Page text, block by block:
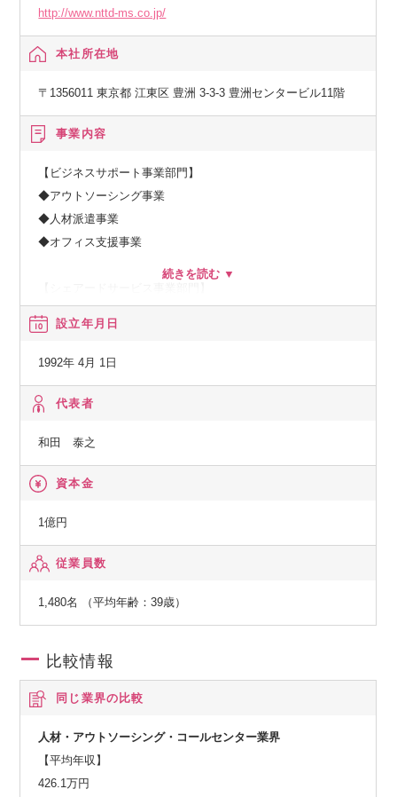
http://www.nttd-ms.co.jp/
本社所在地
〒1356011 東京都 江東区 豊洲 3-3-3 豊洲センタービル11階
事業内容
【ビジネスサポート事業部門】
◆アウトソーシング事業
◆人材派遣事業
◆オフィス支援事業
◆経理・財務、購買、総務サービス事業
設立年月日
1992年 4月 1日
代表者
和田 泰之
資本金
1億円
従業員数
1,480名 （平均年齢：39歳）
比較情報
同じ業界の比較
人材・アウトソーシング・コールセンター業界
【平均年収】
426.1万円